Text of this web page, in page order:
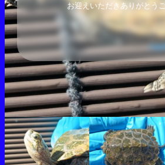
お迎えいただきありがとう